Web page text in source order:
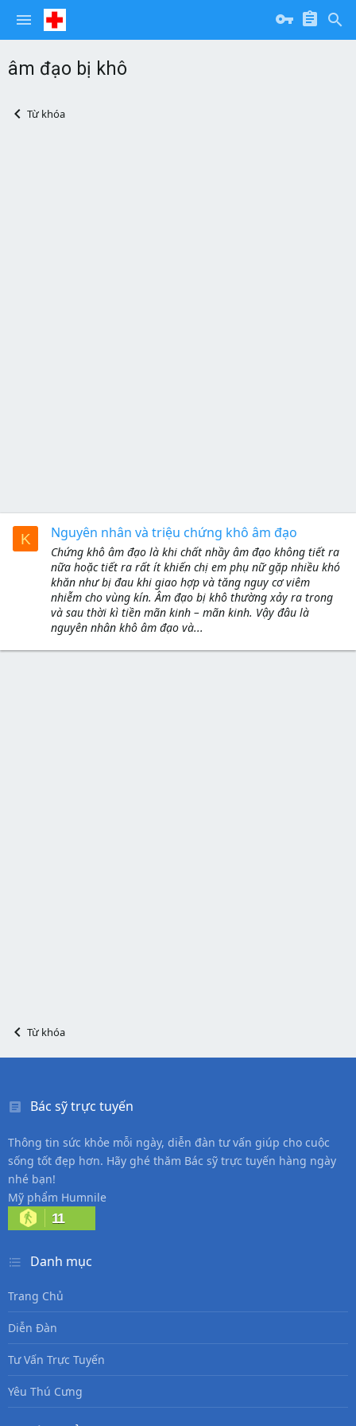
âm đạo bị khô
Từ khóa
K Nguyên nhân và triệu chứng khô âm đạo
Chứng khô âm đạo là khi chất nhầy âm đạo không tiết ra
nữa hoặc tiết ra rất ít khiến chị em phụ nữ gặp nhiều khó
khăn như bị đau khi giao hợp và tăng nguy cơ viêm
nhiễm cho vùng kín. Âm đạo bị khô thường xảy ra trong
và sau thời kì tiền mãn kinh – mãn kinh. Vậy đâu là
nguyên nhân khô âm đạo và...
Từ khóa
Bác sỹ trực tuyến
Thông tin sức khỏe mỗi ngày, diễn đàn tư vấn giúp cho cuộc
sống tốt đẹp hơn. Hãy ghé thăm Bác sỹ trực tuyến hàng ngày
nhé bạn!
Mỹ phẩm Humnile
11
Danh mục
Trang Chủ
Diễn Đàn
Tư Vấn Trực Tuyến
Yêu Thú Cưng